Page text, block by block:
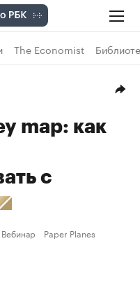
The Economist
map: как
с
Вебинар Paper Planes